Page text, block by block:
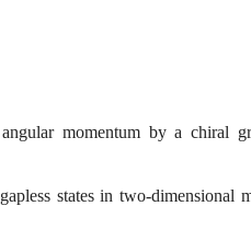
momentum by a chiral
states in two-dimensional